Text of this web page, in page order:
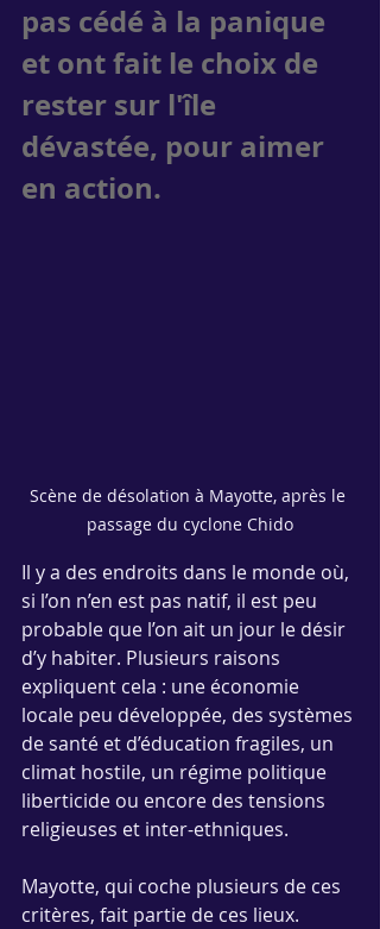
pas cédé à la panique
et ont fait le choix de
rester sur l'île
dévastée, pour aimer
en action.
Scène de désolation à Mayotte, après le
passage du cyclone Chido
Il y a des endroits dans le monde où,
si l’on n’en est pas natif, il est peu
probable que l’on ait un jour le désir
d’y habiter. Plusieurs raisons
expliquent cela : une économie
locale peu développée, des systèmes
de santé et d’éducation fragiles, un
climat hostile, un régime politique
liberticide ou encore des tensions
religieuses et inter-ethniques.
Mayotte, qui coche plusieurs de ces
critères, fait partie de ces lieux.